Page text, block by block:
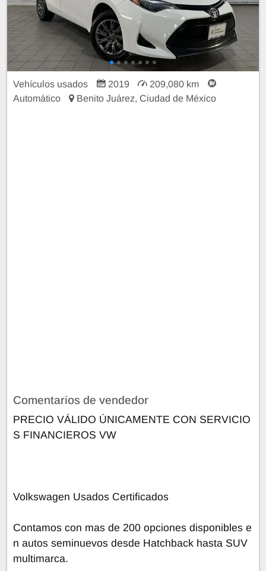
Vehículos usados 2019
209,080 km
Automático
Benito Juárez, Ciudad de México
Comentarios de vendedor
PRECIO VÁLIDO ÚNICAMENTE CON SERVICIO
S FINANCIEROS VW
Volkswagen Usados Certificados
Contamos con mas de 200 opciones disponibles e
n autos seminuevos desde Hatchback hasta SUV
multimarca.